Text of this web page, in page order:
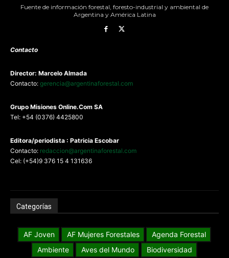
Fuente de información forestal, foresto-industrial y ambiental de
Argentina y América Latina
Contacto
Director: Marcelo Almada
Contacto: gerencia@argentinaforestal.com
Grupo Misiones Online.Com SA
Tel: +54 (0376) 4425800
Editora/periodista : Patricia Escobar
Contacto: redaccion@argentinaforestal.com
Cel: (+54)9 376 15 4 131636
Categorías
AF Joven AF Mujeres Forestales
Agenda Forestal
Ambiente
Aves del Mundo
Biodiversidad